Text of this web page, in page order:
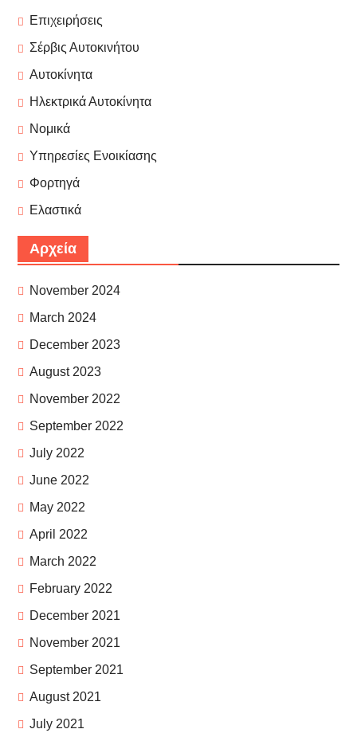
Επιχειρήσεις
Σέρβις Αυτοκινήτου
Αυτοκίνητα
Ηλεκτρικά Αυτοκίνητα
Νομικά
Υπηρεσίες Ενοικίασης
Φορτηγά
Ελαστικά
Αρχεία
November 2024
March 2024
December 2023
August 2023
November 2022
September 2022
July 2022
June 2022
May 2022
April 2022
March 2022
February 2022
December 2021
November 2021
September 2021
August 2021
July 2021